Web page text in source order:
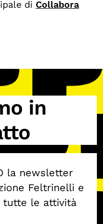
dopo
di Collabora
in
la newsletter
Feltrinelli e
tutte le attività